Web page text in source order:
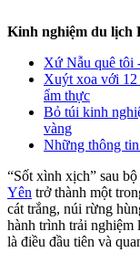
Kinh nghiệm du lịch
Xứ Nẫu quê tôi
Xuýt xoa với 12
ẩm thực
Bỏ túi kinh
vàng
Những thông
“Sốt xình xịch” sau
Yên trở thành một
cát trắng, núi rừng
hành trình trải nghiệm
là điều đầu tiên và